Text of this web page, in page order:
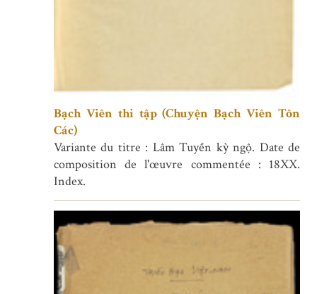
Bạch Viên thi tập (Chuyện Bạch Viên Tôn
Các)
Variante du titre : Lâm Tuyền kỳ ngộ. Date de
composition de l'œuvre commentée : 18XX.
Index.